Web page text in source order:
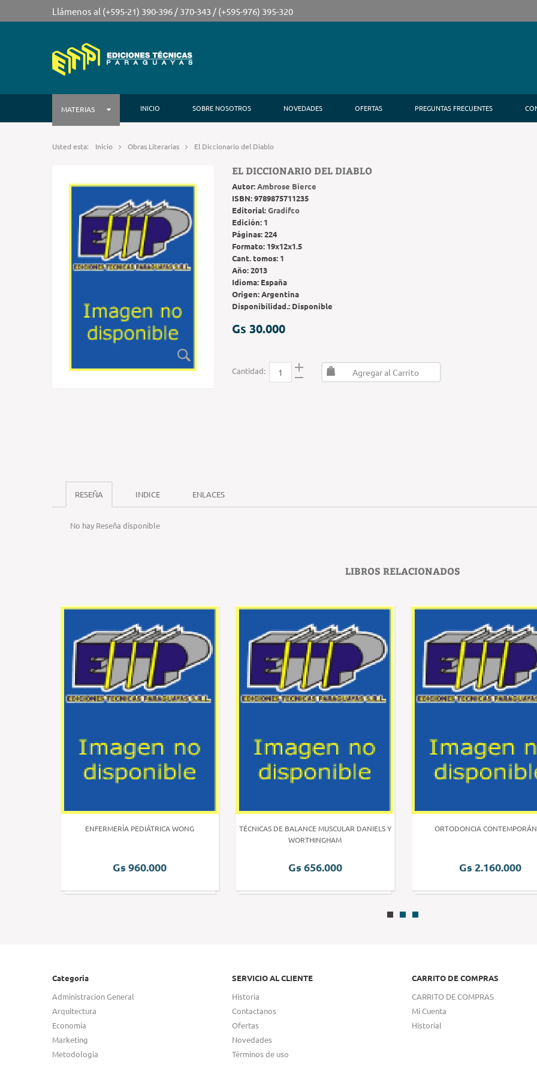
Llámenos al (+595-21) 390-396 / 370-343 / (+595-976) 395-320
MATERIAS INICIO SOBRE NOSOTROS NOVEDADES OFERTAS PREGUNTAS FRECUENTES
Usted esta: Inicio Obras Literarias El Diccionario del Diablo
EL DICCIONARIO DEL DIABLO
Autor:Ambrose Bierce
ISBN:9789875711235
Editorial:Gradifco
Edición: 1
Páginas:224
Formato: 19x12x1.5
Cant. tomos: 1
Año:2013
Idioma: España
Origen:Argentina
Disponibilidad.: Disponible
Gs 30.000
Cantidad: Agregar al Carrito
RESEÑA INDICE ENLACES
No hay Reseña disponible
LIBROS RELACIONADOS
ENFERMERÍA PEDIÁTRICA WONG
Gs 960.000
TÉCNICAS DE BALANCE MUSCULAR DANIELS Y
WORTHINGHAM
Gs 656.000
ORTODONCIA
Gs 2.160.000
Categoria
Administracion General
Arquitectura
Economia
Marketing
Metodologia
SERVICIO AL CLIENTE
Historia
Contactanos
Ofertas
Novedades
Términos de uso
CARRITO DE COMPRAS
CARRITO DE COMPRAS
Mi Cuenta
Historial